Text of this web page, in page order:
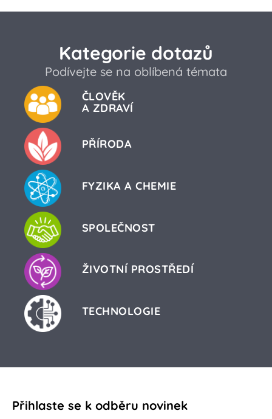
Kategorie dotazů
Podívejte se na oblíbená témata
ČLOVĚK
A ZDRAVÍ
PŘÍRODA
FYZIKA A CHEMIE
SPOLEČNOST
ŽIVOTNÍ PROSTŘEDÍ
TECHNOLOGIE
Přihlaste se k odběru novinek